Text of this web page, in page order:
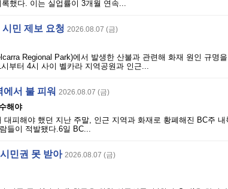
했다. 이는 실업률이 3개월 연속...
시민 제보 요청 2026.08.07 (금)
Regional Park)에서 발생한 산불과 관련해 화재 원인 규명
부터 4시 사이 벨카라 지역공원과 인근...
에서 불 피워 2026.08.07 (금)
해야
피해야 했던 지난 주말, 인근 지역과 화재로 황폐해진 BC주 내
들이 적발됐다.6일 BC...
민권 못 받아 2026.08.07 (금)